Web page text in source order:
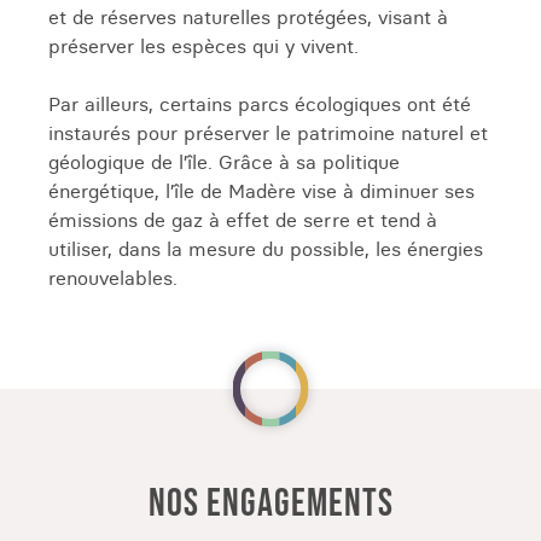
notamment sur la Levada do Moinho près de
Porto Moniz.
Ne manquez pas les 25 Fontes et la cascade de
Risco, nichées dans la luxuriante Laurisylva.
Chaque journée de randonnée dévoile une
nouvelle facette de Madère, entre sommets,
forêts et côtes sauvages, pour une immersion
totale en pleine nature.
L'île de Madère est la destination parfaite pour
en parcourant ses routes de montagne à flanc
de falaise, dominant l'océan ou serpentant à
et de réserves naturelles protégées, visant à
préserver les espèces qui y vivent.
Par ailleurs, certains parcs écologiques ont été
instaurés pour préserver le patrimoine naturel et
géologique de l’île. Grâce à sa politique
énergétique, l’île de Madère vise à diminuer ses
émissions de gaz à effet de serre et tend à
utiliser, dans la mesure du possible, les énergies
renouvelables.
NOS ENGAGEMENTS